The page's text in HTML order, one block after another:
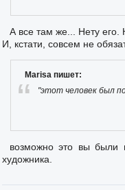
А все там же... Нету его.
И, кстати, совсем не
Marisa пишет:
"этот человек был
возможно это вы были
художника.